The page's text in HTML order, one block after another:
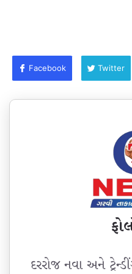
Facebook Twitter
દરરોજ નવા અને